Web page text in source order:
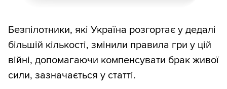
Безпілотники, які Україна розгортає у дедалі
більшій кількості, змінили правила гри у цій
війні, допомагаючи компенсувати брак живої
сили, зазначається у статті.